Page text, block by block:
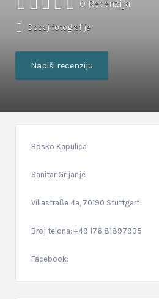
0 Recenzija
Dodaj fotografije
Napiši recenziju
Bosko Kapulica
Sanitar Grijanje
Villastraße 4a, 70190 Stuttgart
Broj telona: +49 176 81897935
Facebook: